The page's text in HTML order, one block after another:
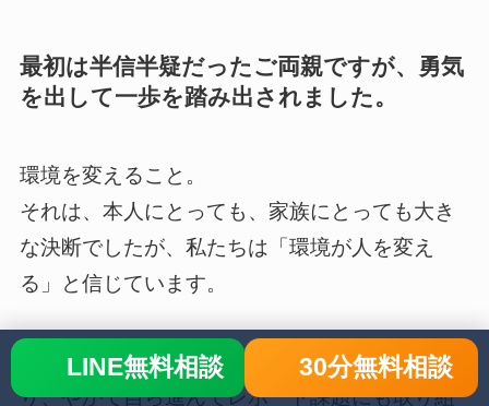
最初は半信半疑だったご両親ですが、勇気
を出して一歩を踏み出されました。
環境を変えること。
それは、本人にとっても、家族にとっても大き
な決断でしたが、私たちは「環境が人を変え
る」と信じています。
実際、少しずつカズキ君の表情は柔らかくな
り、やがて自ら進んでレポート課題にも取り組
LINE無料相談 30分無料相談